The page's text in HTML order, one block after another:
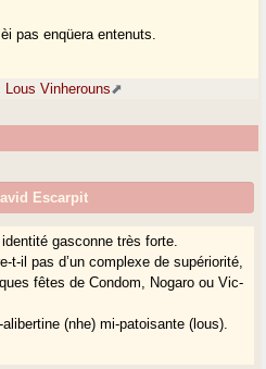
pas enqüera entenuts.
Vinherouns
Escarpit
gasconne très forte.
t-il pas d’un complexe de supériorité,
fêtes de Condom, Nogaro ou Vic-
(nhe) mi-patoisante (lous).